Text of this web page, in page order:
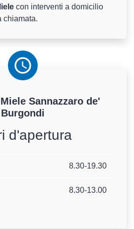
con interventi a domicilio
chiamata.
MieleSannazzaro de'
Burgondi
d'apertura
8.30-19.30
8.30-13.00